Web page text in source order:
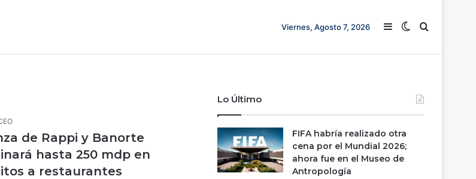
Viernes, Agosto 7, 2026 Barra lateral
Switch skin
Buscar
de Rappi y Banorte
hasta 250 mdp en
a restaurantes
Lo Último
FIFA habría realizado otra
cena por el Mundial 2026;
ahora fue en el Museo de
Antropología